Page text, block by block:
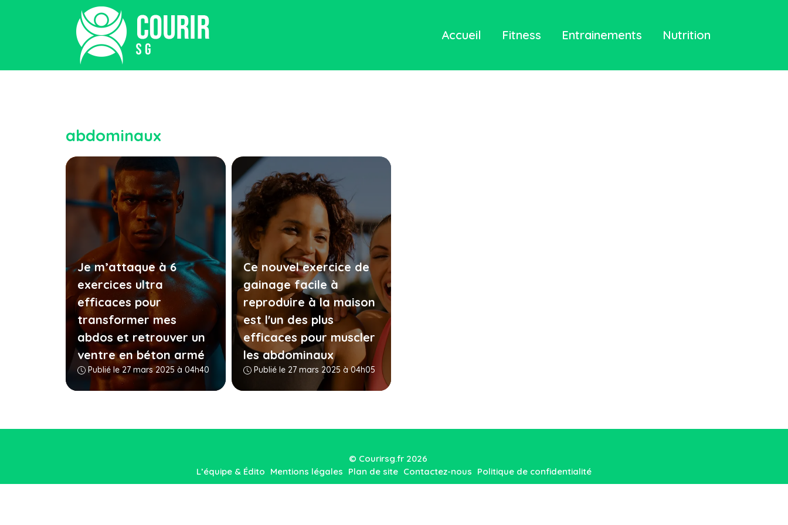
Accueil Fitness Entrainements Nutrition
abdominaux
Je m’attaque à 6
exercices ultra
efficaces pour
transformer mes
abdos et retrouver un
ventre en béton armé
Publié le 27 mars 2025 à 04h40
Ce nouvel exercice de
gainage facile à
reproduire à la maison
est lʼun des plus
efficaces pour muscler
les abdominaux
Publié le 27 mars 2025 à 04h05
© Courirsg.fr 2026
L’équipe & Édito Mentions légales Plan de site Contactez-nous Politique de confidentialité